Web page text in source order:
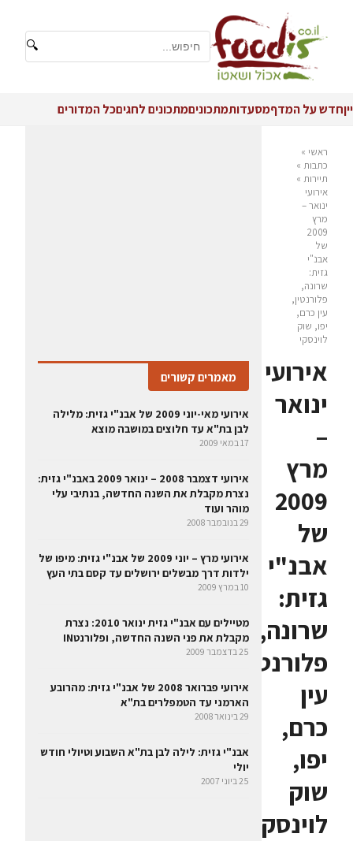
🔍
ייןחדש על המדףמסעדותמתכוניםמתכונים לחגיםכל המדורים
ראשי »
כתבות »
תיירות »
אירועי
ינואר –
מרץ
2009
של
אבנ"י
גזית:
שרונה,
פלורנטין,
עין כרם,
יפו, שוק
לוינסקי
אירועי
ינואר
–
מרץ
2009
של
אבנ"י
גזית:
שרונה,
פלורנטין,
עין
כרם,
יפו,
שוק
לוינסקי
מאמרים קשורים
אירועי מאי-יוני 2009 של אבנ"י גזית: מלילה
לבן בת"א עד חלוצים במושבה מוצא
17 במאי 2009
אירועי דצמבר 2008 – ינואר 2009 באבנ"י גזית:
נצרת מקבלת את השנה החדשה, בנתיבי עלי
מוהר ועוד
29 בנובמבר 2008
אירועי מרץ – יוני 2009 של אבנ"י גזית: מיפו של
ילדות דרך מבשלים ירושלים עד קסם בתי העץ
10 במרץ 2009
מטיילים עם אבנ"י גזית ינואר 2010: נצרת
מקבלת את פני השנה החדשה, ופלורנטIN
25 בדצמבר 2009
אירועי פברואר 2008 של אבנ"י גזית: מהרובע
הארמני עד הטמפלרים בת"א
29 בינואר 2008
אבנ"י גזית: לילה לבן בת"א השבוע וטיולי חודש
יולי
25 ביוני 2007